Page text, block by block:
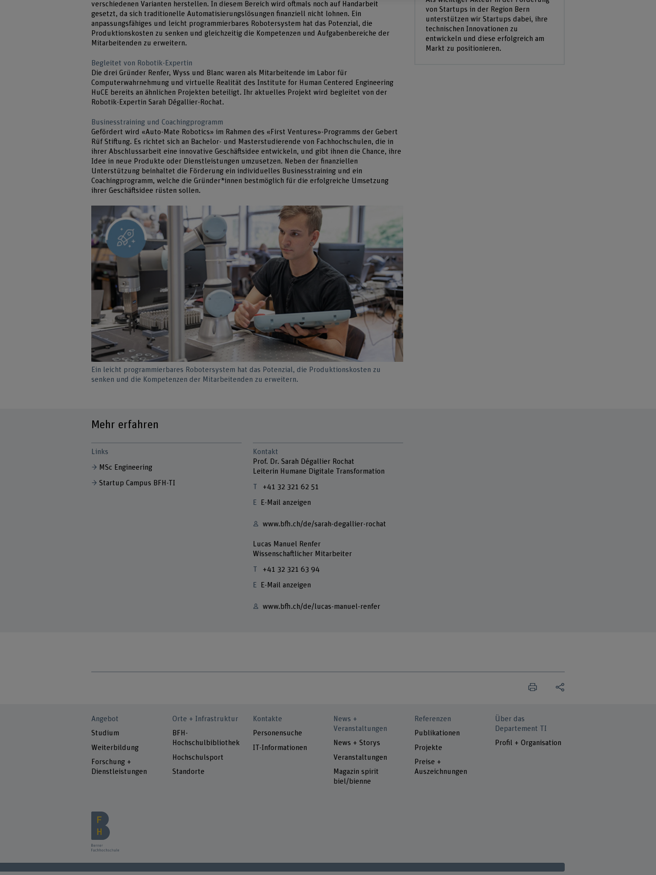
verschiedenen Varianten herstellen. In diesem Bereich wird oftmals noch auf Handarbeit
gesetzt, da sich traditionelle Automatisierungslösungen finanziell nicht lohnen. Ein
anpassungsfähiges und leicht programmierbares Robotersystem hat das Potenzial, die
Produktionskosten zu senken und gleichzeitig die Kompetenzen und Aufgabenbereiche der
Mitarbeitenden zu erweitern.
Begleitet von Robotik-Expertin
Die drei Gründer Renfer, Wyss und Blanc waren als Mitarbeitende im Labor für
Computerwahrnehmung und virtuelle Realität des Institute for Human Centered Engineering
HuCE bereits an ähnlichen Projekten beteiligt. Ihr aktuelles Projekt wird begleitet von der
Robotik-Expertin Sarah Dégallier-Rochat.
Businesstraining und Coachingprogramm
Gefördert wird «Auto-Mate Robotics» im Rahmen des «First Ventures»-Programms der Gebert
Rüf Stiftung. Es richtet sich an Bachelor- und Masterstudierende von Fachhochschulen, die in
ihrer Abschlussarbeit eine innovative Geschäftsidee entwickeln, und gibt ihnen die Chance, ihre
Idee in neue Produkte oder Dienstleistungen umzusetzen. Neben der finanziellen
Unterstützung beinhaltet die Förderung ein individuelles Businesstraining und ein
Coachingprogramm, welche die Gründer*innen bestmöglich für die erfolgreiche Umsetzung
ihrer Geschäftsidee rüsten sollen.
Ein leicht programmierbares Robotersystem hat das Potenzial, die Produktionskosten zu
senken und die Kompetenzen der Mitarbeitenden zu erweitern.
von Startups in der Region Bern
unterstützen wir Startups dabei, ihre
technischen Innovationen zu
entwickeln und diese erfolgreich am
Markt zu positionieren.
Mehr erfahren
Links
MSc Engineering
Startup Campus BFH-TI
Kontakt
Prof. Dr. Sarah Dégallier Rochat
Leiterin Humane Digitale Transformation
+41 32 321 62 51
E-Mail anzeigen
www.bfh.ch/de/sarah-degallier-rochat
Lucas Manuel Renfer
Wissenschaftlicher Mitarbeiter
+41 32 321 63 94
E-Mail anzeigen
www.bfh.ch/de/lucas-manuel-renfer
Angebot
Studium
Weiterbildung
Forschung +
Dienstleistungen
Orte + Infrastruktur
BFH-
Hochschulbibliothek
Hochschulsport
Standorte
Kontakte
Personensuche
IT-Informationen
News +
Veranstaltungen
News + Storys
Veranstaltungen
Magazin spirit
biel/bienne
Referenzen
Publikationen
Projekte
Preise +
Auszeichnungen
Über das
Departement TI
Profil + Organisation